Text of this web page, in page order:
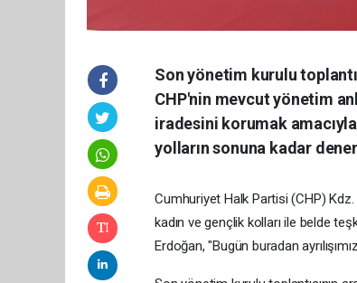
Son yönetim kurulu
CHP'nin mevcut yönetim
iradesini korumak
yolların sonuna kadar
Cumhuriyet Halk Partisi (CHP)
kadın ve gençlik kolları ile belde
Erdoğan, "Bugün buradan